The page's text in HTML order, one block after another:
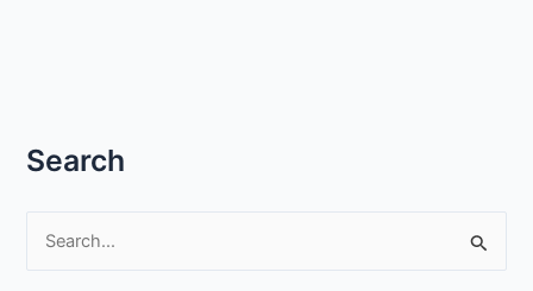
Search